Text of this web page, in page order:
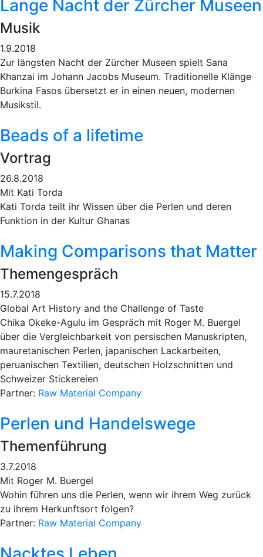
Lange Nacht der Zürcher Museen
Musik
1.9.2018
Zur längsten Nacht der Zürcher Museen spielt Sana
Khanzai im Johann Jacobs Museum. Traditionelle Klänge
Burkina Fasos übersetzt er in einen neuen, modernen
Musikstil.
Beads of a lifetime
Vortrag
26.8.2018
Mit Kati Torda
Kati Torda teilt ihr Wissen über die Perlen und deren
Funktion in der Kultur Ghanas
Making Comparisons that Matter
Themengespräch
15.7.2018
Global Art History and the Challenge of Taste
Chika Okeke-Agulu im Gespräch mit Roger M. Buergel
über die Vergleichbarkeit von persischen Manuskripten,
mauretanischen Perlen, japanischen Lackarbeiten,
peruanischen Textilien, deutschen Holzschnitten und
Schweizer Stickereien
Partner: Raw Material Company
Perlen und Handelswege
Themenführung
3.7.2018
Mit Roger M. Buergel
Wohin führen uns die Perlen, wenn wir ihrem Weg zurück
zu ihrem Herkunftsort folgen?
Partner: Raw Material Company